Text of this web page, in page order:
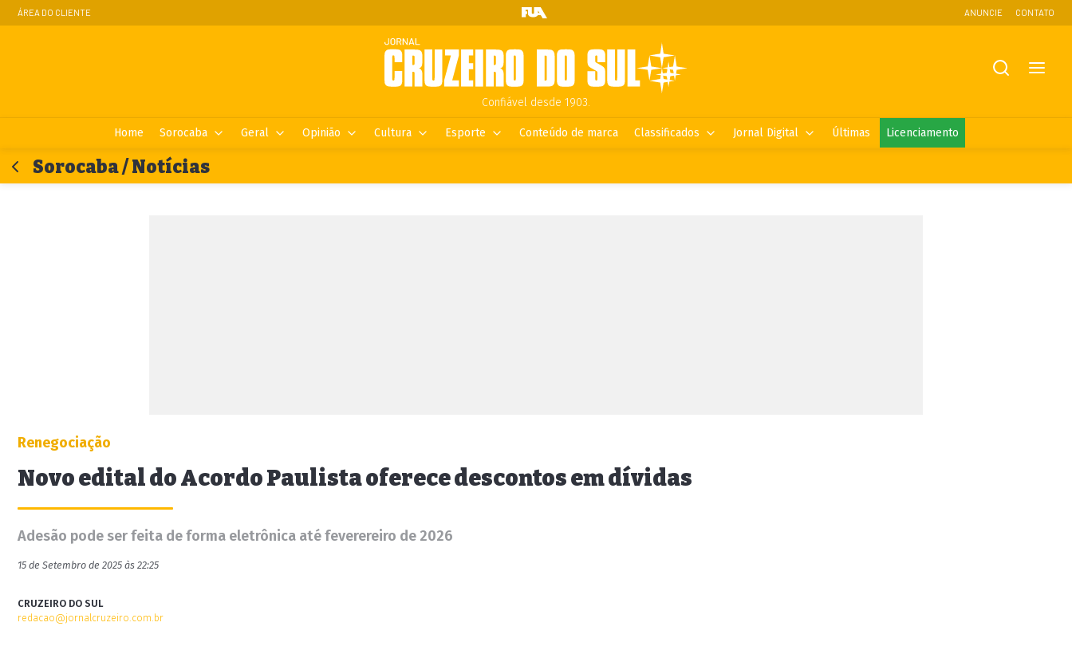
ÁREA DO CLIENTE ANUNCIE CONTATO
Confiável desde 1903.
Home Sorocaba Geral Opinião Cultura Esporte Conteúdo de marca Classificados Jornal Digital Últimas Licenciamento
Sorocaba / Notícias
Renegociação
Novo edital do Acordo Paulista oferece descontos em dívidas
Adesão pode ser feita de forma eletrônica até feverereiro de 2026
15 de Setembro de 2025 às 22:25
CRUZEIRO DO SUL
redacao@jornalcruzeiro.com.br